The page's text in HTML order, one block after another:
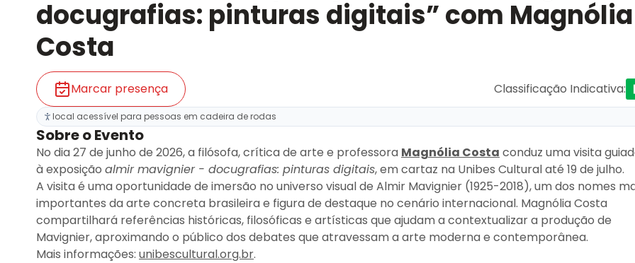
docugrafias: pinturas digitais” com Magnólia
Costa
Marcar presença Classificação Indicativa:
local acessível para pessoas em cadeira de rodas
Sobre o Evento
No dia 27 de junho de 2026, a filósofa, crítica de arte e professora Magnólia Costa conduz uma visita
à exposição almir mavignier - docugrafias: pinturas digitais, em cartaz na Unibes Cultural até 19 de julho.
A visita é uma oportunidade de imersão no universo visual de Almir Mavignier (1925-2018), um dos nomes
importantes da arte concreta brasileira e figura de destaque no cenário internacional. Magnólia Costa
compartilhará referências históricas, filosóficas e artísticas que ajudam a contextualizar a produção de
Mavignier, aproximando o público dos debates que atravessam a arte moderna e contemporânea.
Mais informações: unibescultural.org.br.